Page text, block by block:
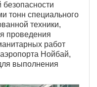
тонн специального
техники,
проведения
работ
Нойбай,
выполнения
землетрясения.